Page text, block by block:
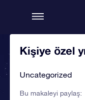
Kişiye özel
Uncategorized
Bu makaleyi paylaş: